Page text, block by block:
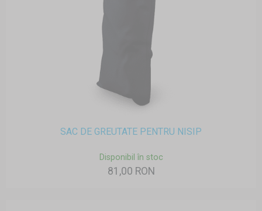
SAC DE GREUTATE PENTRU NISIP
Disponibil în stoc
81,00 RON